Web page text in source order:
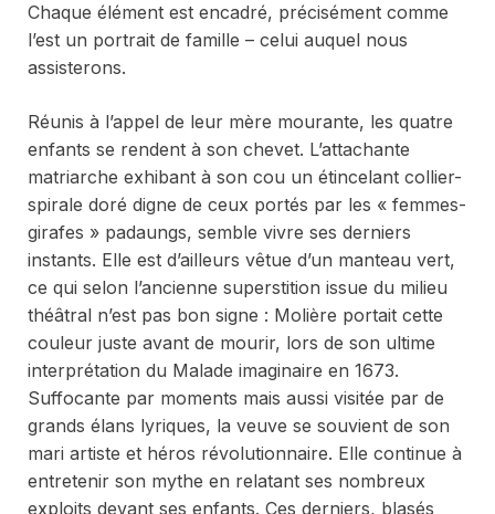
Chaque élément est encadré, précisément comme
l’est un portrait de famille – celui auquel nous
assisterons.
Réunis à l’appel de leur mère mourante, les quatre
enfants se rendent à son chevet. L’attachante
matriarche exhibant à son cou un étincelant collier-
spirale doré digne de ceux portés par les « femmes-
girafes » padaungs, semble vivre ses derniers
instants. Elle est d’ailleurs vêtue d’un manteau vert,
ce qui selon l’ancienne superstition issue du milieu
théâtral n’est pas bon signe : Molière portait cette
couleur juste avant de mourir, lors de son ultime
interprétation du Malade imaginaire en 1673.
Suffocante par moments mais aussi visitée par de
grands élans lyriques, la veuve se souvient de son
mari artiste et héros révolutionnaire. Elle continue à
entretenir son mythe en relatant ses nombreux
exploits devant ses enfants. Ces derniers, blasés